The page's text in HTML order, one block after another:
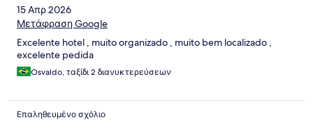
15 Απρ 2026
Μετάφραση Google
Excelente hotel , muito organizado , muito bem localizado ,
excelente pedida
Osvaldo, ταξίδι 2 διανυκτερεύσεων
Επαληθευμένο σχόλιο